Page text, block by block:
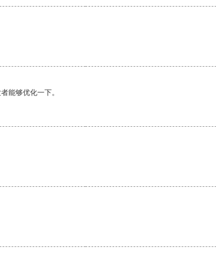
能够优化一下。